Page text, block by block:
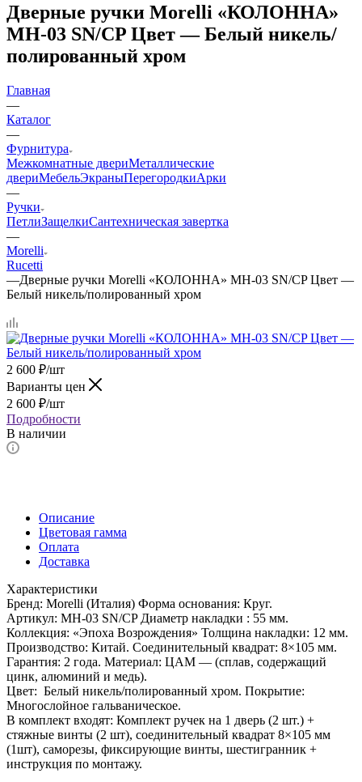
Дверные ручки Morelli «КОЛОННА»
MH-03 SN/CP Цвет — Белый никель/
полированный хром
Главная
—
Каталог
—
Фурнитура
Межкомнатные двериМеталлические
двериМебельЭкраныПерегородкиАрки
—
Ручки
ПетлиЗащелкиСантехническая завертка
—
Morelli
Rucetti
—Дверные ручки Morelli «КОЛОННА» MH-03 SN/CP Цвет —
Белый никель/полированный хром
2 600 ₽/шт
Варианты цен
2 600 ₽/шт
Подробности
В наличии
Описание
Цветовая гамма
Оплата
Доставка
Характеристики
Бренд: Morelli (Италия) Форма основания: Круг.
Артикул: MH-03 SN/CP Диаметр накладки : 55 мм.
Коллекция: «Эпоха Возрождения» Толщина накладки: 12 мм.
Производство: Китай. Соединительный квадрат: 8×105 мм.
Гарантия: 2 года. Материал: ЦАМ — (сплав, содержащий
цинк, алюминий и медь).
Цвет: Белый никель/полированный хром. Покрытие:
Многослойное гальваническое.
В комплект входят: Комплект ручек на 1 дверь (2 шт.) +
стяжные винты (2 шт), соединительный квадрат 8×105 мм
(1шт), саморезы, фиксирующие винты, шестигранник +
инструкция по монтажу.